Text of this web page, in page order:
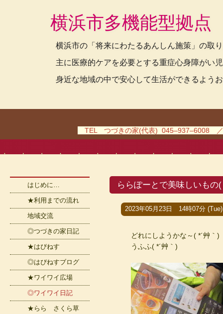
横浜市多機能型拠
横浜市の「将来にわたるあんしん施策」の取
主に医療的ケアを必要とする重症心身障がい
身近な地域の中で安心して生活ができるよう
TEL つづきの家(代表) 045–937–6008
ららぽーとで美味しいもの(
2023年05月23日 14時07分 (Tue)
どれにしようかな～( *´艸｀)
うふふ( *´艸｀)
はじめに…
★利用までの流れ
地域交流
◎つづきの家日記
★はぴねす
◎はぴねすブログ
★ワイワイ広場
◎ワイワイ日記
★らら さくら草